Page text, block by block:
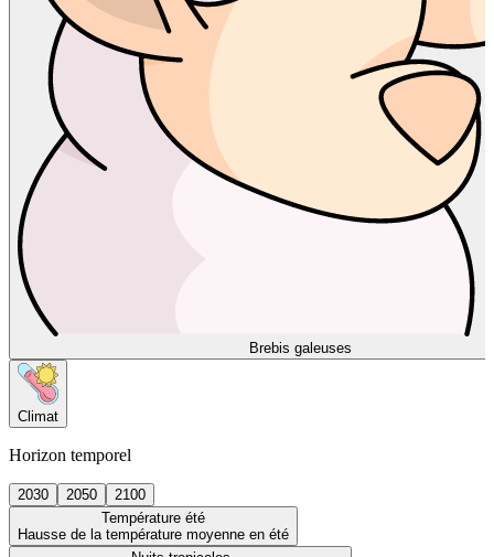
Brebis galeuses
Climat
Horizon temporel
2030 2050
2100
Température été
Hausse de la température moyenne en été